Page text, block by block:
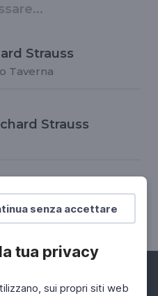
senza accettare
tua privacy
sui propri siti web
Strauss
Taverna
Strauss
concerto n. 11